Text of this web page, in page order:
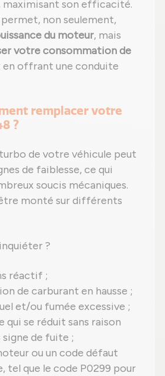
maximisant son efficacité.
non seulement,
du moteur, mais
votre consommation de
en offrant une conduite
remplacer votre
?
de votre véhicule peut
de faiblesse, ce qui
soucis mécaniques.
monté sur différents
?
réactif ;
de carburant en hausse ;
et/ou fumée excessive ;
qui se réduit sans raison
de fuite ;
ou un code défaut
tel que le code P0299 pour